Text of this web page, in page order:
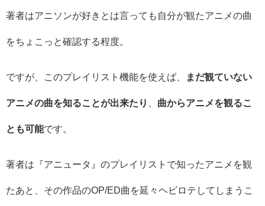
著者はアニソンが好きとは言っても自分が観たアニメの曲
をちょこっと確認する程度。
ですが、このプレイリスト機能を使えば、 まだ観ていない
アニメの曲を知ることが出来たり 曲からアニメを観るこ
とも可能です。
著者は『アニュータ』のプレイリストで知ったアニメを観
たあと、その作品のOP/ED曲を延々ヘビロテしてしまうこ